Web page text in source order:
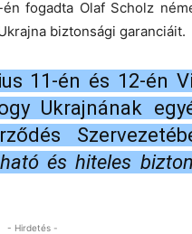
fogadta Olaf Scholz
biztonsági garanciáit.
11-én és 12-én
Ukrajnának
és hiteles
- Hirdetés -